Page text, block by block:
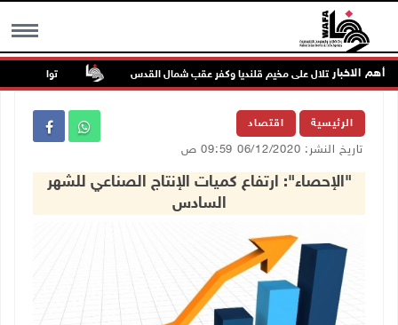
MENU أهم الاخبار تواصل انتهاكات
الرئيسية اقتصاد
تاريخ النشر: 06/12/2020 09:59 ص
"الإحصاء": ارتفاع كميات الإنتاج الصناعي للشهر
السادس